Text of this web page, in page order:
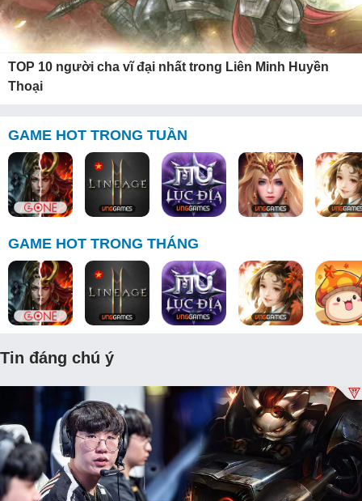
TOP 10 người cha vĩ đại nhất trong Liên Minh Huyền
Thoại
GAME HOT TRONG TUẦN
GAME HOT TRONG THÁNG
Tin đáng chú ý